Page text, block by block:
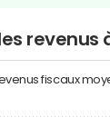
revenus
fiscaux